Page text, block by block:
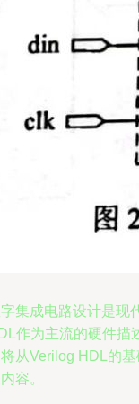
集成电路设计是现
作为主流的硬件描
从Verilog HDL的
容。